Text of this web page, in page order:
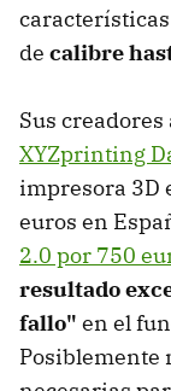
de calibre
Sus
XYZprinting
impresora 3D
euros en
2.0 por 750
resultado
fallo" en el
Posiblemente